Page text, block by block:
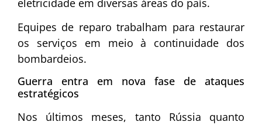
Equipes de reparo trabalham para restaurar
os serviços em meio à continuidade dos
bombardeios.
Guerra entra em nova fase de ataques
estratégicos
Nos últimos meses, tanto Rússia quanto